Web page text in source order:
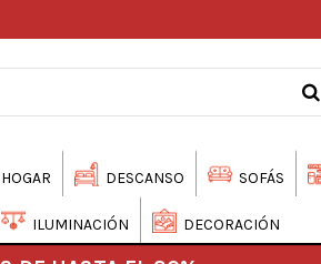
DESCANSO SOFÁS
ILUMINACIÓN DECORACIÓN